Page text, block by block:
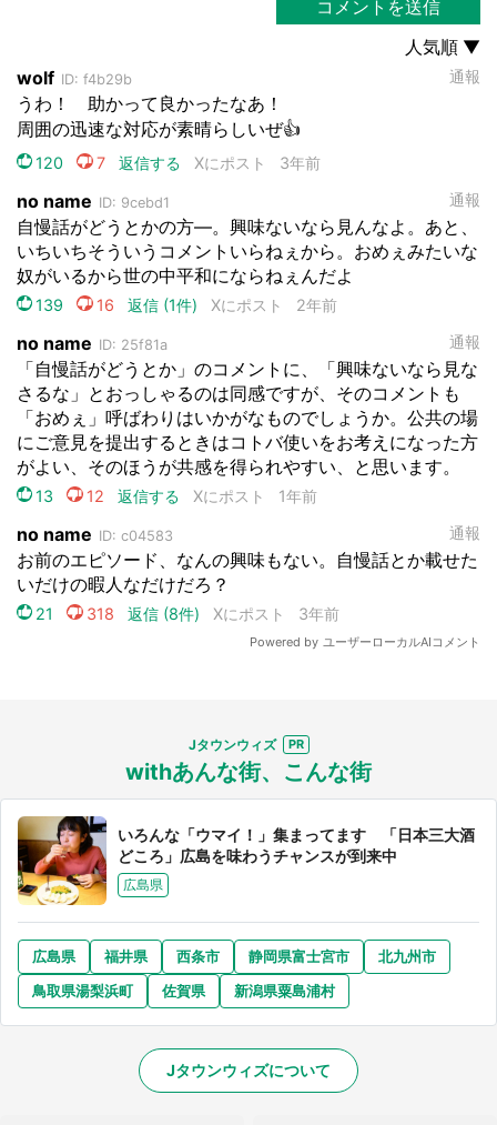
選択する
Jタウンウィズ
withあんな街、こんな街
いろんな「ウマイ！」集まってます 「日本三大酒
どころ」広島を味わうチャンスが到来中
広島県
広島県 福井県 西条市 静岡県富士宮市
北九州市
鳥取県湯梨浜町
佐賀県 新潟県粟島浦村
Jタウンウィズについて